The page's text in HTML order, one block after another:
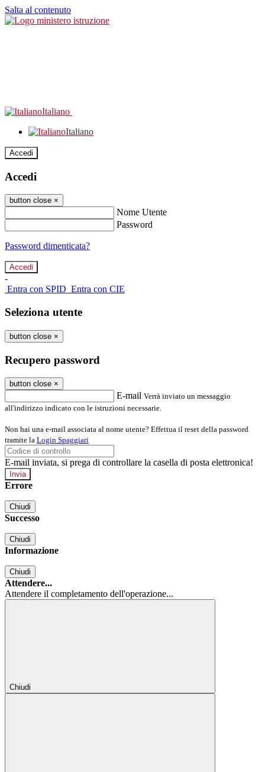
Salta al contenuto
Italiano
Italiano
Accedi
Accedi
button close ×
Nome Utente
Password
Password dimenticata?
-
Entra con SPID Entra con CIE
Seleziona utente
button close ×
Recupero password
button close ×
E-mail Verrà inviato un messaggio
all'indirizzo indicato con le istruzioni necessarie.
Non hai una e-mail associata al nome utente? Effettua il reset della password
tramite la Login Spaggiari
E-mail inviata, si prega di controllare la casella di posta elettronica!
Errore
Chiudi
Successo
Chiudi
Informazione
Chiudi
Attendere...
Attendere il completamento dell'operazione...
Chiudi